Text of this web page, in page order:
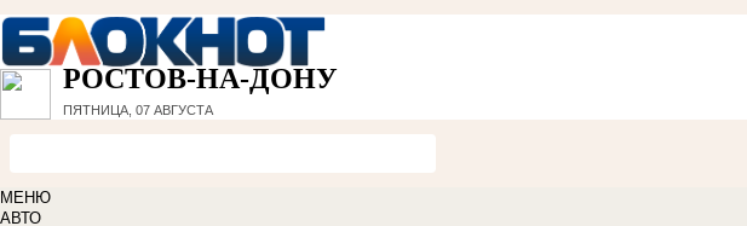
РОСТОВ-НА-ДОНУ
ПЯТНИЦА, 07 АВГУСТА
МЕНЮ
АВТО